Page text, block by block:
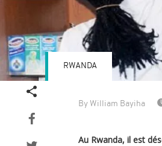
By William Bayiha
RWANDA
Au Rwanda, il est